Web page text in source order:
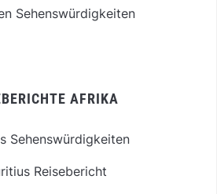
Sehenswürdigkeiten
AFRIKA
Sehenswürdigkeiten
Reisebericht